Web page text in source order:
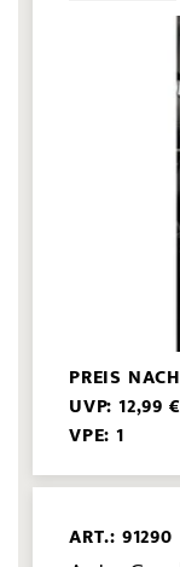
PREIS
UVP: 12,99 €
VPE: 1
ART.: 91290